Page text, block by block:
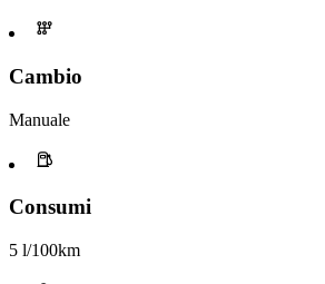
Cambio
Manuale
Consumi
5 l/100km